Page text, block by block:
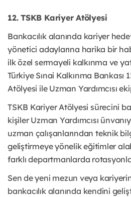
12. TSKB Kariyer Atölyesi
Bankacılık alanında kariyer
yönetici adaylarına harika bir
ilk özel sermayeli kalkınma ve
Türkiye Sınai Kalkınma Bankası
Atölyesi ile Uzman Yardımcısı
TSKB Kariyer Atölyesi sürecini
kişiler Uzman Yardımcısı
uzman çalışanlarından teknik
geliştirmeye yönelik eğitimler
farklı departmanlarda
Sen de yeni mezun veya
bankacılık alanında kendini